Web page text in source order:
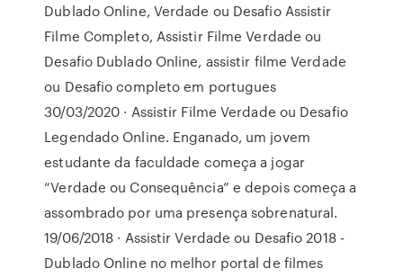
Dublado Online, Verdade ou Desafio Assistir
Filme Completo, Assistir Filme Verdade ou
Desafio Dublado Online, assistir filme Verdade
ou Desafio completo em portugues
30/03/2020 · Assistir Filme Verdade ou Desafio
Legendado Online. Enganado, um jovem
estudante da faculdade começa a jogar
“Verdade ou Consequência” e depois começa a
assombrado por uma presença sobrenatural.
19/06/2018 · Assistir Verdade ou Desafio 2018 -
Dublado Online no melhor portal de filmes